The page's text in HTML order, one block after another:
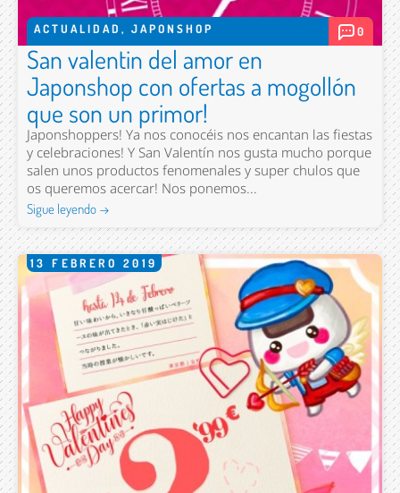
ACTUALIDAD , JAPONSHOP 0
San valentin del amor en
Japonshop con ofertas a mogollón
que son un primor!
Japonshoppers! Ya nos conocéis nos encantan las fiestas
y celebraciones! Y San Valentín nos gusta mucho porque
salen unos productos fenomenales y super chulos que
os queremos acercar! Nos ponemos...
Sigue leyendo →
13 FEBRERO 2019